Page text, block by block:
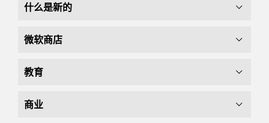
什么是新的
微软商店
教育
商业